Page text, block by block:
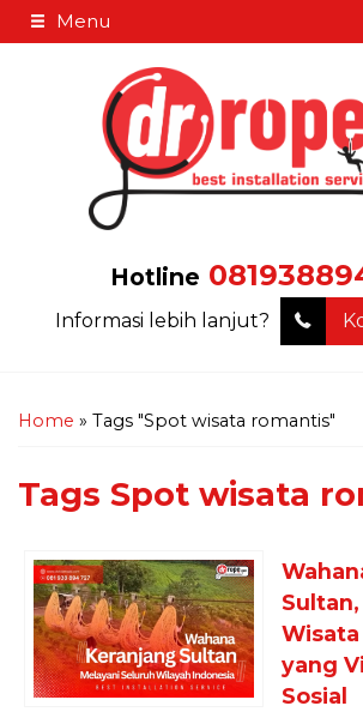
Menu
Hotline
Informasi lebih lanjut?
Home » Tags "Spot wisata romantis"
Tags Spot wisata
yang
Sosial